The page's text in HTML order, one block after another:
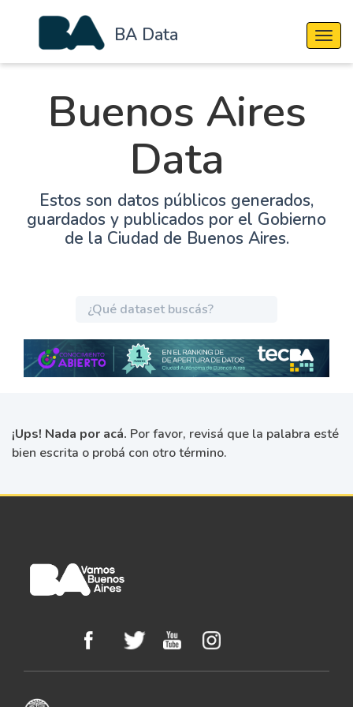
BA Data
Buenos Aires
Data
Estos son datos públicos generados,
guardados y publicados por el Gobierno
de la Ciudad de Buenos Aires.
¡Ups! Nada por acá. Por favor, revisá que la palabra esté
bien escrita o probá con otro término.